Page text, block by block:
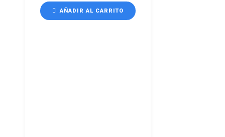
AÑADIR AL CARRITO